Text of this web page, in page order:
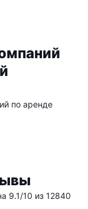
по аренде
9.1/10 из 12840